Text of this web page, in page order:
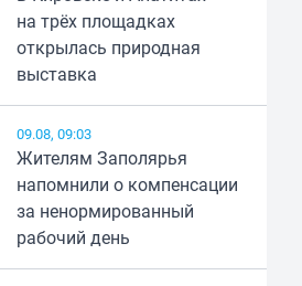
на трёх площадках
открылась природная
выставка
09.08, 09:03
Жителям Заполярья
напомнили о компенсации
за ненормированный
рабочий день